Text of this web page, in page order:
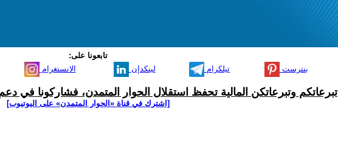
تابعونا على:
الانستغرام لينكدإن تيلكرام بنترست
تبرعاتكم وتبرعاتكن المالية تحفظ استقلال الحوار المتمدن، فشاركونا في
[اشترك في قناة ‫«الحوار المتمدن» على اليوتيوب]